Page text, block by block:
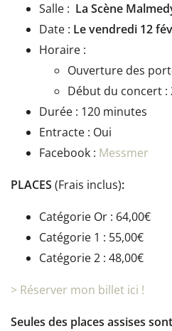
Salle : La Scène
Date : Le vendredi 12
Horaire :
Ouverture des
Début du concert :
Durée : 120 minutes
Entracte : Oui
Facebook : Messmer
PLACES (Frais inclus):
Catégorie Or : 64,00€
Catégorie 1 : 55,00€
Catégorie 2 : 48,00€
> Réserver mon billet ici !
Seules des places assises